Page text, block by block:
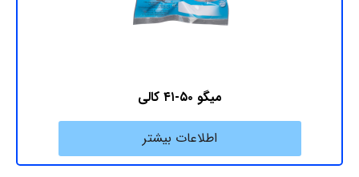
میگو ۵۰-۴۱ کالی
اطلاعات بیشتر